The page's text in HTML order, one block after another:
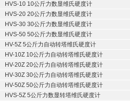
HVS-10 10公斤力数显维氏硬度计
HVS-20 20公斤力数显维氏硬度计
HVS-30 30公斤力数显维氏硬度计
HVS-50 50公斤力数显维氏硬度计
HV-5Z 5公斤力自动转塔维氏硬度计
HV-10Z 10公斤力自动转塔维氏硬度计
HV-20Z 20公斤力自动转塔维氏硬度计
HV-30Z 30公斤力自动转塔维氏硬度计
HV-50Z 50公斤力自动转塔维氏硬度计
HVS-5Z 5公斤力数显转塔维氏硬度计